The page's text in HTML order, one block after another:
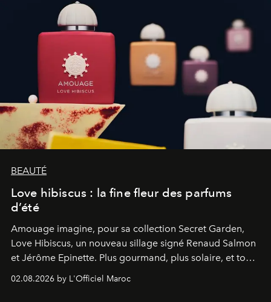
BEAUTÉ
Love hibiscus : la fine fleur des parfums
d’été
Amouage imagine, pour sa collection Secret Garden,
Love Hibiscus, un nouveau sillage signé Renaud Salmon
et Jérôme Epinette. Plus gourmand, plus solaire, et tout
à fait irrésistible.
02.08.2026 by L'Officiel Maroc